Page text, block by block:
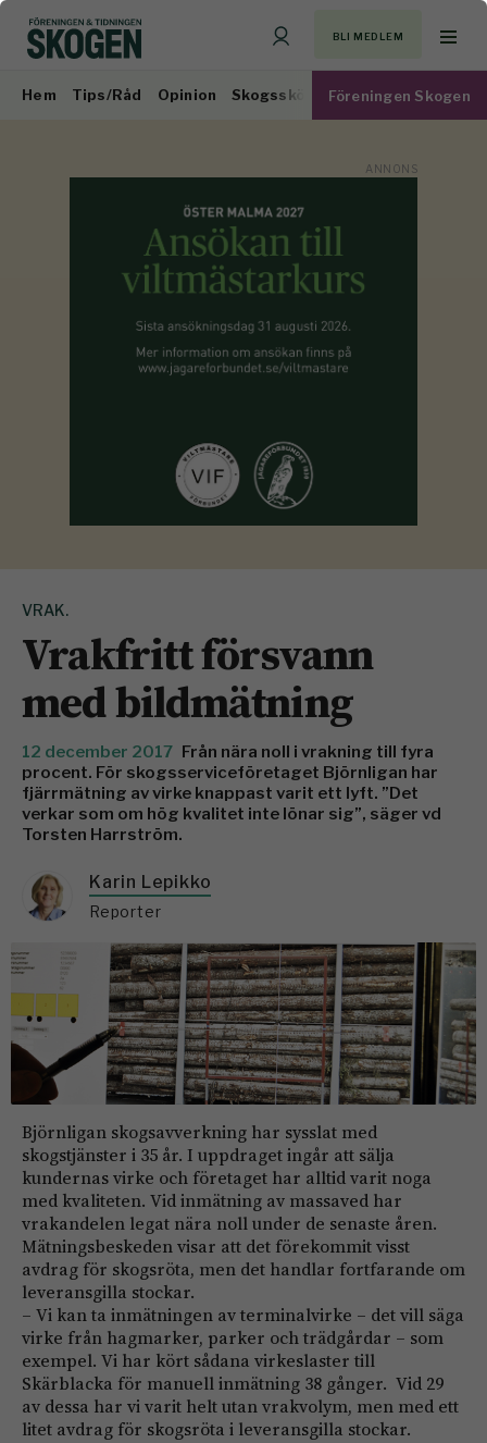
BLI MEDLEM
Hem Tips/Råd Opinion Skogsskötsel Virkesmarknad
Föreningen Skogen
VRAK.
Vrakfritt försvann
med bildmätning
12 december 2017 Från nära noll i vrakning till fyra
procent. För skogsserviceföretaget Björnligan har
fjärrmätning av virke knappast varit ett lyft. ”Det
verkar som om hög kvalitet inte lönar sig”, säger vd
Torsten Harrström.
Karin Lepikko
Reporter
Björnligan skogsavverkning har sysslat med
skogstjänster i 35 år. I uppdraget ingår att sälja
kundernas virke och företaget har alltid varit noga
med kvaliteten. Vid inmätning av massaved har
vrakandelen legat nära noll under de senaste åren.
Mätningsbeskeden visar att det förekommit visst
avdrag för skogs­röta, men det handlar fortfarande om
leveransgilla stockar.
– Vi kan ta inmätningen av terminalvirke – det vill säga
virke från hagmarker, parker och trädgårdar – som
exempel. Vi har kört sådana virkeslaster till
Skärblacka för manuell inmätning 38 gånger. Vid 29
av dessa har vi varit helt utan vrakvolym, men med ett
litet avdrag för skogsröta i leveransgilla stockar.